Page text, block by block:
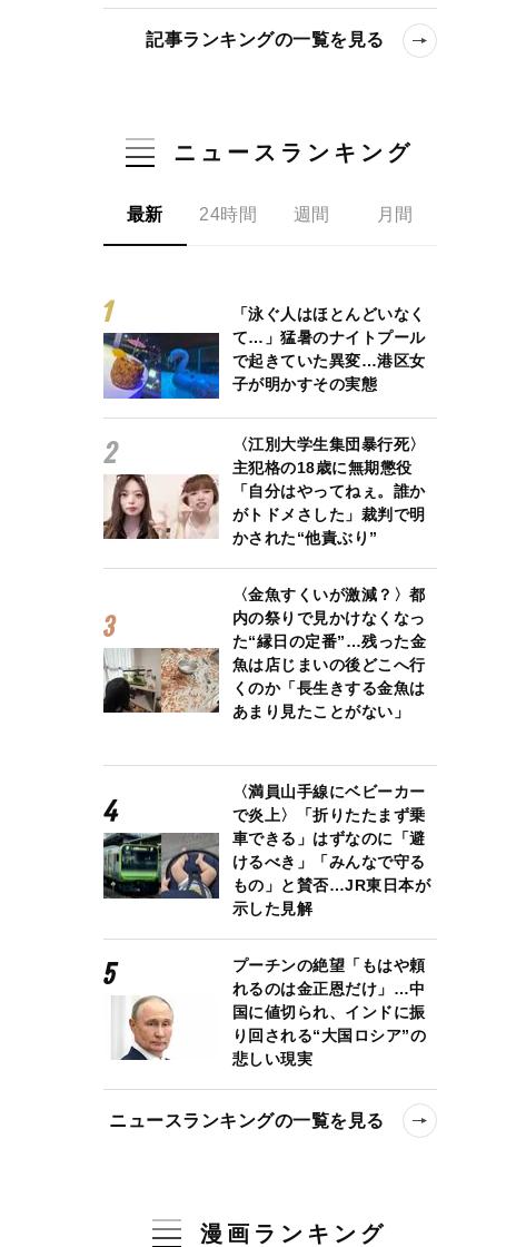
記事ランキングの一覧を見る
ニュースランキング
最新 24時間 週間 月間
「泳ぐ人はほとんどいなく
て…」猛暑のナイトプール
で起きていた異変…港区女
子が明かすその実態
〈江別大学生集団暴行死〉
主犯格の18歳に無期懲役
「自分はやってねぇ。誰か
がトドメさした」裁判で明
かされた“他責ぶり”
〈金魚すくいが激減？〉都
内の祭りで見かけなくなっ
た“縁日の定番”…残った金
魚は店じまいの後どこへ行
くのか「長生きする金魚は
あまり見たことがない」
〈満員山手線にベビーカー
で炎上〉「折りたたまず乗
車できる」はずなのに「避
けるべき」「みんなで守る
もの」と賛否…JR東日本が
示した見解
プーチンの絶望「もはや頼
れるのは金正恩だけ」…中
国に値切られ、インドに振
り回される“大国ロシア”の
悲しい現実
ニュースランキングの一覧を見る
漫画ランキング